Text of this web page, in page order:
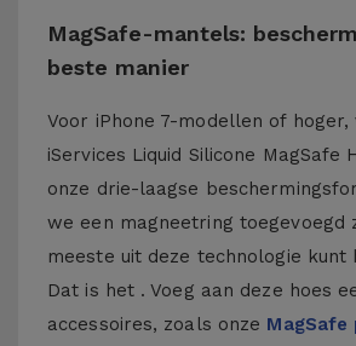
MagSafe-mantels:
beste manier
Voor iPhone 7-modellen of hoger,
iServices Liquid Silicone MagSafe
onze drie-laagse
we een magneetring toegevoegd
meeste uit deze technologie kunt
Dat is het . Voeg aan deze hoes
accessoires, zoals onze MagSafe